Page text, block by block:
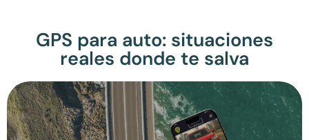
GPS para auto: situaciones
reales donde te salva